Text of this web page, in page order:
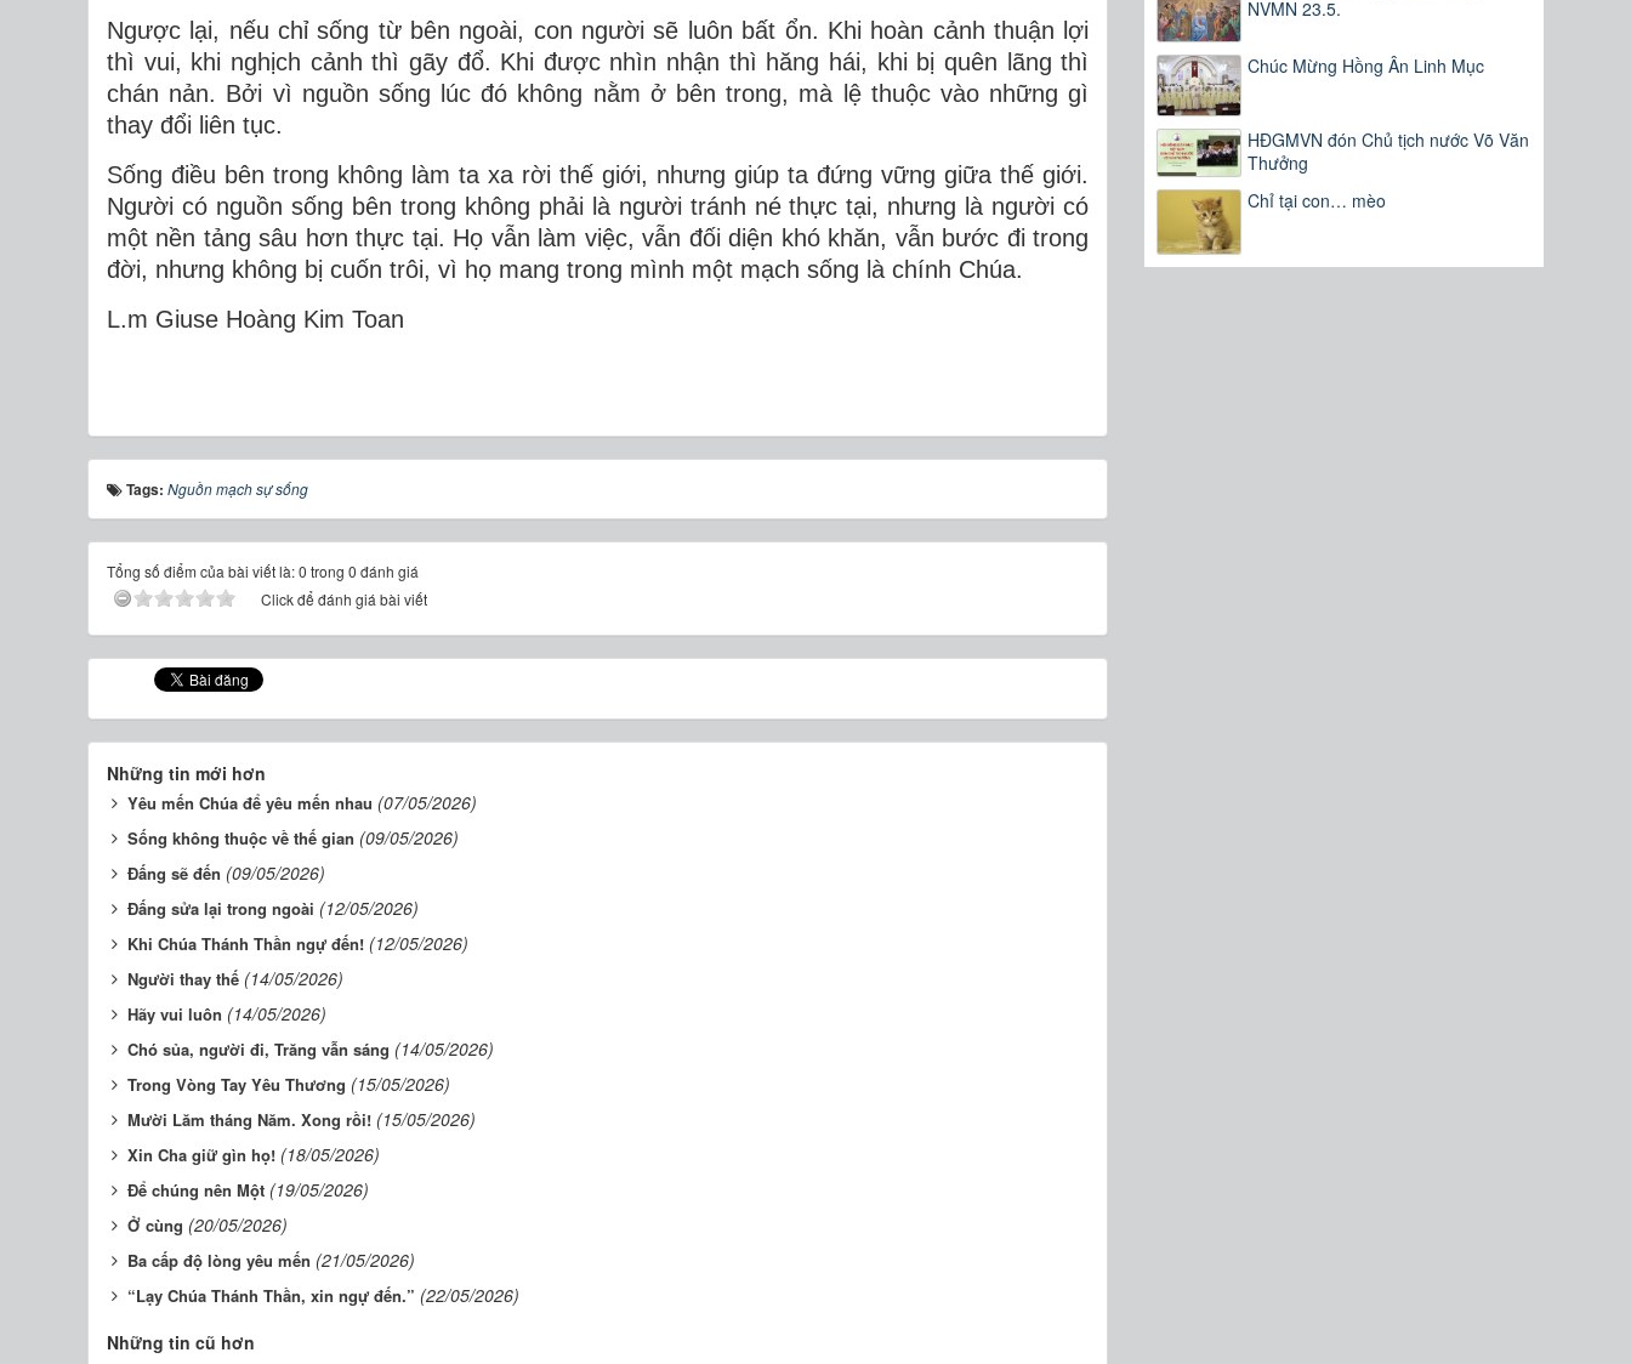
Ngược lại, nếu chỉ sống từ bên ngoài, con người sẽ luôn bất ổn. Khi hoàn cảnh thuận lợi
thì vui, khi nghịch cảnh thì gãy đổ. Khi được nhìn nhận thì hăng hái, khi bị quên lãng thì
chán nản. Bởi vì nguồn sống lúc đó không nằm ở bên trong, mà lệ thuộc vào những gì
thay đổi liên tục.
Sống điều bên trong không làm ta xa rời thế giới, nhưng giúp ta đứng vững giữa thế giới.
Người có nguồn sống bên trong không phải là người tránh né thực tại, nhưng là người có
một nền tảng sâu hơn thực tại. Họ vẫn làm việc, vẫn đối diện khó khăn, vẫn bước đi trong
đời, nhưng không bị cuốn trôi, vì họ mang trong mình một mạch sống là chính Chúa.
L.m Giuse Hoàng Kim Toan
Tags: Nguồn mạch sự sống
Tổng số điểm của bài viết là: 0 trong 0 đánh giá
Click để đánh giá bài viết
Những tin mới hơn
Yêu mến Chúa để yêu mến nhau (07/05/2026)
Sống không thuộc về thế gian (09/05/2026)
Đấng sẽ đến (09/05/2026)
Đấng sửa lại trong ngoài (12/05/2026)
Khi Chúa Thánh Thần ngự đến! (12/05/2026)
Người thay thế (14/05/2026)
Hãy vui luôn (14/05/2026)
Chó sủa, người đi, Trăng vẫn sáng (14/05/2026)
Trong Vòng Tay Yêu Thương (15/05/2026)
Mười Lăm tháng Năm. Xong rồi! (15/05/2026)
Xin Cha giữ gìn họ! (18/05/2026)
Để chúng nên Một (19/05/2026)
Ở cùng (20/05/2026)
Ba cấp độ lòng yêu mến (21/05/2026)
“Lạy Chúa Thánh Thần, xin ngự đến.” (22/05/2026)
Những tin cũ hơn
NVMN 23.5.
Chúc Mừng Hồng Ân Linh Mục
HĐGMVN đón Chủ tịch nước Võ Văn
Thưởng
Chỉ tại con… mèo